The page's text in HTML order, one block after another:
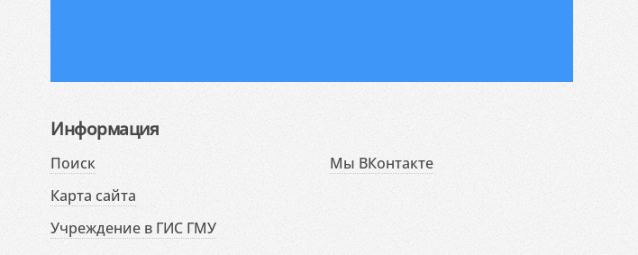
Информация
Поиск
Карта сайта
Учреждение в ГИС ГМУ
Мы ВКонтакте